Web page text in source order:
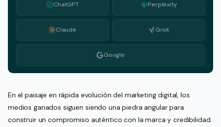
ChatGPT Perplexity
Claude Grok
Google
En el paisaje en rápida evolución del marketing digital, los
medios ganados siguen siendo una piedra angular para
construir un compromiso auténtico con la marca y credibilidad.